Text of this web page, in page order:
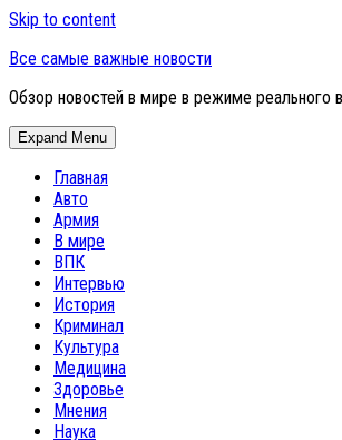
Skip to content
Все самые важные новости
Обзор новостей в мире в режиме реального
Expand Menu
Главная
Авто
Армия
В мире
ВПК
Интервью
История
Криминал
Культура
Медицина
Здоровье
Мнения
Наука